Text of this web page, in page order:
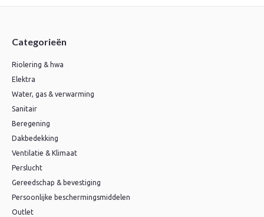
Categorieën
Riolering & hwa
Elektra
Water, gas & verwarming
Sanitair
Beregening
Dakbedekking
Ventilatie & Klimaat
Perslucht
Gereedschap & bevestiging
Persoonlijke beschermingsmiddelen
Outlet